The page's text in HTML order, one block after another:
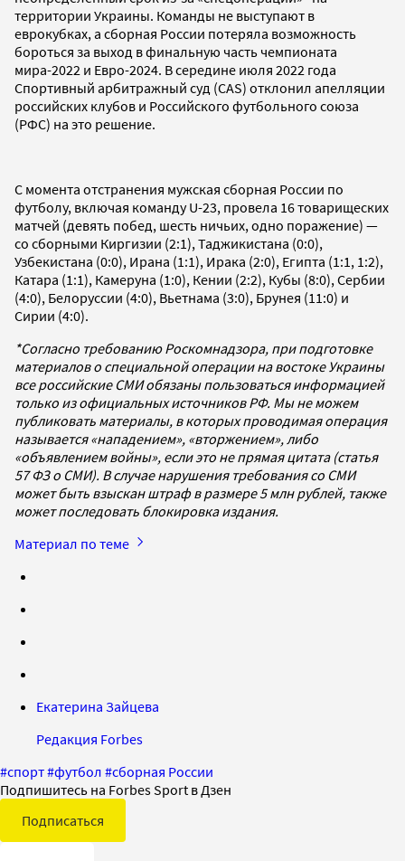
территории Украины. Команды не выступают в
еврокубках, а сборная России потеряла возможность
бороться за выход в финальную часть чемпионата
мира-2022 и Евро-2024. В середине июля 2022 года
Спортивный арбитражный суд (CAS) отклонил апелляции
российских клубов и Российского футбольного союза
(РФС) на это решение.
С момента отстранения мужская сборная России по
футболу, включая команду U-23, провела 16 товарищеских
матчей (девять побед, шесть ничьих, одно поражение) —
со сборными Киргизии (2:1), Таджикистана (0:0),
Узбекистана (0:0), Ирана (1:1), Ирака (2:0), Египта (1:1, 1:2),
Катара (1:1), Камеруна (1:0), Кении (2:2), Кубы (8:0), Сербии
(4:0), Белоруссии (4:0), Вьетнама (3:0), Брунея (11:0) и
Сирии (4:0).
*Согласно требованию Роскомнадзора, при подготовке
материалов о специальной операции на востоке Украины
все российские СМИ обязаны пользоваться информацией
только из официальных источников РФ. Мы не можем
публиковать материалы, в которых проводимая операция
называется «нападением», «вторжением», либо
«объявлением войны», если это не прямая цитата (статья
57 ФЗ о СМИ). В случае нарушения требования со СМИ
может быть взыскан штраф в размере 5 млн рублей, также
может последовать блокировка издания.
Материал по теме
Екатерина Зайцева
Редакция Forbes
#спорт#футбол #сборная России
Подпишитесь на Forbes Sport в Дзен
Подписаться